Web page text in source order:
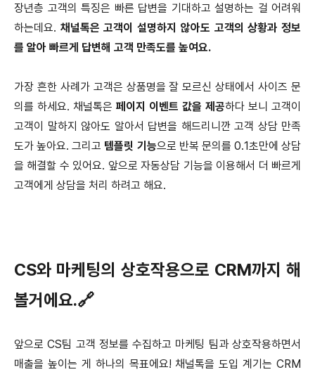
장년층 고객의 특징은 빠른 답변을 기대하고 설명하는 걸 어려워
하는데요. 채널톡은 고객이 설명하지 않아도 고객의 상황과 정보
를 알아 빠르게 답변해 고객 만족도를 높여요.
가장 흔한 사례가 고객은 상품명을 잘 모르신 상태에서 사이즈 문
의를 하세요. 채널톡은 페이지 이벤트 값을 제공하다 보니 고객이
고객이 말하지 않아도 알아서 답변을 해드리니깐 고객 상담 만족
도가 높아요. 그리고 템플릿 기능으로 반복 문의를 0.1초만에 상담
을 해결할 수 있어요. 앞으로 자동상담 기능을 이용해서 더 빠르게
고객에게 상담을 처리 하려고 해요.
CS와 마케팅의 상호작용으로 CRM까지 해
볼거에요.🔗
앞으로 CS팀 고객 정보를 수집하고 마케팅 팀과 상호작용하면서
매출을 높이는 게 하나의 목표에요! 채널톡을 도입 계기는 CRM